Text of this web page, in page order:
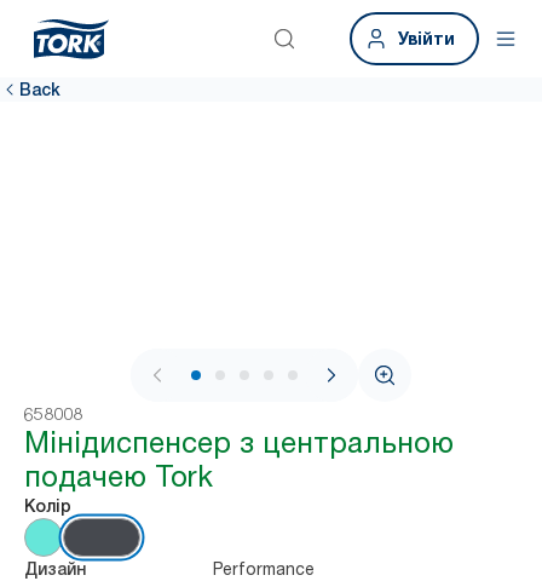
Увійти
Back
1 / 8
658008
Мінідиспенсер з центральною
подачею Tork
Колір
Дизайн Performance